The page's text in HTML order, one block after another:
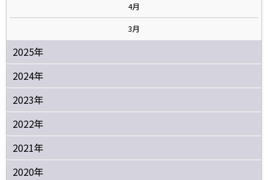
4月
3月
2025年
2024年
2023年
2022年
2021年
2020年